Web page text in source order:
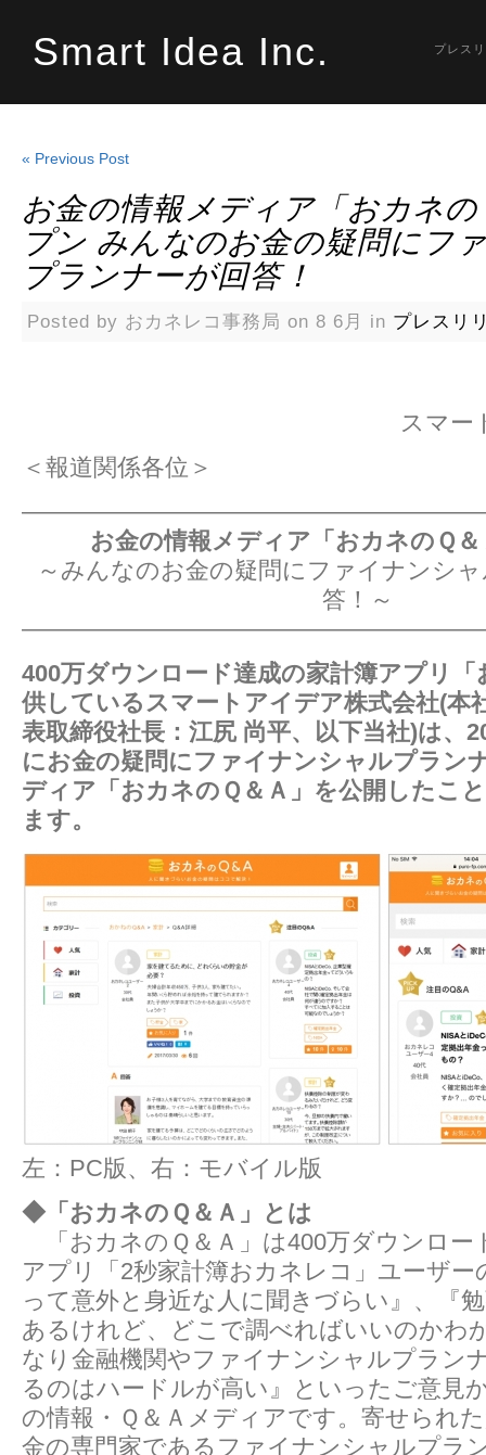
Smart Idea Inc. プレス
« Previous Post
お金の情報メディア「おカネ
プン みんなのお金の疑問にフ
プランナーが回答！
Posted by おカネレコ事務局 on 8 6月 in プレスリ
スマー
＜報道関係各位＞
お金の情報メディア「おカネのＱ
～みんなのお金の疑問にファイナンシ
答！～
400万ダウンロード達成の家計簿アプリ
供しているスマートアイデア株式会社(本
表取締役社長：江尻 尚平、以下当社)は、
にお金の疑問にファイナンシャルプラン
ディア「おカネのＱ＆Ａ」を公開したこ
ます。
左：PC版、右：モバイル版
◆「おカネのＱ＆Ａ」とは
「おカネのＱ＆Ａ」は400万ダウンロー
アプリ「2秒家計簿おカネレコ」ユーザー
って意外と身近な人に聞きづらい』、『
あるけれど、どこで調べればいいのかわ
なり金融機関やファイナンシャルプラン
るのはハードルが高い』といったご意見
の情報・Ｑ＆Ａメディアです。寄せられ
金の専門家であるファイナンシャルプラ